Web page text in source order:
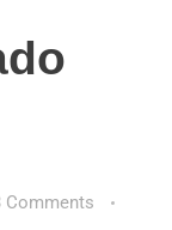
Comments